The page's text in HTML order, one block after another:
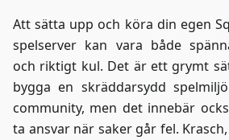
Att sätta upp och köra din egen
spelserver kan vara både
och riktigt kul. Det är ett grymt
bygga en skräddarsydd
community, men det innebär
ta ansvar när saker går fel.